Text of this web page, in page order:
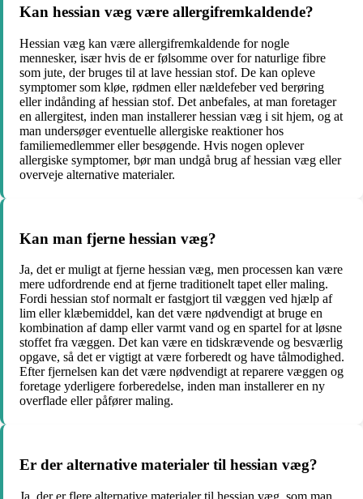
Kan hessian væg være allergifremkaldende?
Hessian væg kan være allergifremkaldende for nogle
mennesker, især hvis de er følsomme over for naturlige fibre
som jute, der bruges til at lave hessian stof. De kan opleve
symptomer som kløe, rødmen eller nældefeber ved berøring
eller indånding af hessian stof. Det anbefales, at man foretager
en allergitest, inden man installerer hessian væg i sit hjem, og at
man undersøger eventuelle allergiske reaktioner hos
familiemedlemmer eller besøgende. Hvis nogen oplever
allergiske symptomer, bør man undgå brug af hessian væg eller
overveje alternative materialer.
Kan man fjerne hessian væg?
Ja, det er muligt at fjerne hessian væg, men processen kan være
mere udfordrende end at fjerne traditionelt tapet eller maling.
Fordi hessian stof normalt er fastgjort til væggen ved hjælp af
lim eller klæbemiddel, kan det være nødvendigt at bruge en
kombination af damp eller varmt vand og en spartel for at løsne
stoffet fra væggen. Det kan være en tidskrævende og besværlig
opgave, så det er vigtigt at være forberedt og have tålmodighed.
Efter fjernelsen kan det være nødvendigt at reparere væggen og
foretage yderligere forberedelse, inden man installerer en ny
overflade eller påfører maling.
Er der alternative materialer til hessian væg?
Ja, der er flere alternative materialer til hessian væg, som man